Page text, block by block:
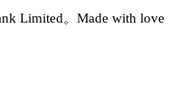
Limited。Made with love